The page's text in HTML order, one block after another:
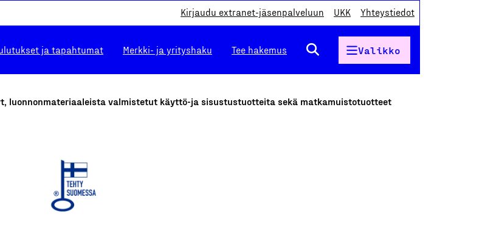
Kirjaudu extranet-jäsenpalveluun UKK Yhteystiedot
ja tapahtumat Merkki- ja yrityshaku Tee hakemus Valikko
luonnonmateriaaleista valmistetut käyttö-ja sisustustuotteita sekä matkamuistotuotteet